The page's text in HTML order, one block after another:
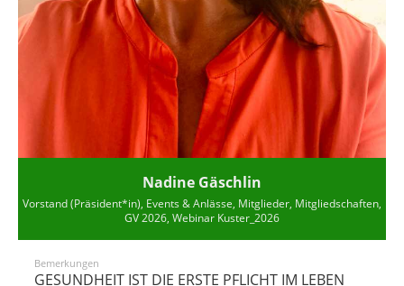
Nadine Gäschlin
Vorstand (Präsident*in), Events & Anlässe, Mitglieder, Mitgliedschaften,
GV 2026, Webinar Kuster_2026
Bemerkungen
GESUNDHEIT IST DIE ERSTE PFLICHT IM LEBEN